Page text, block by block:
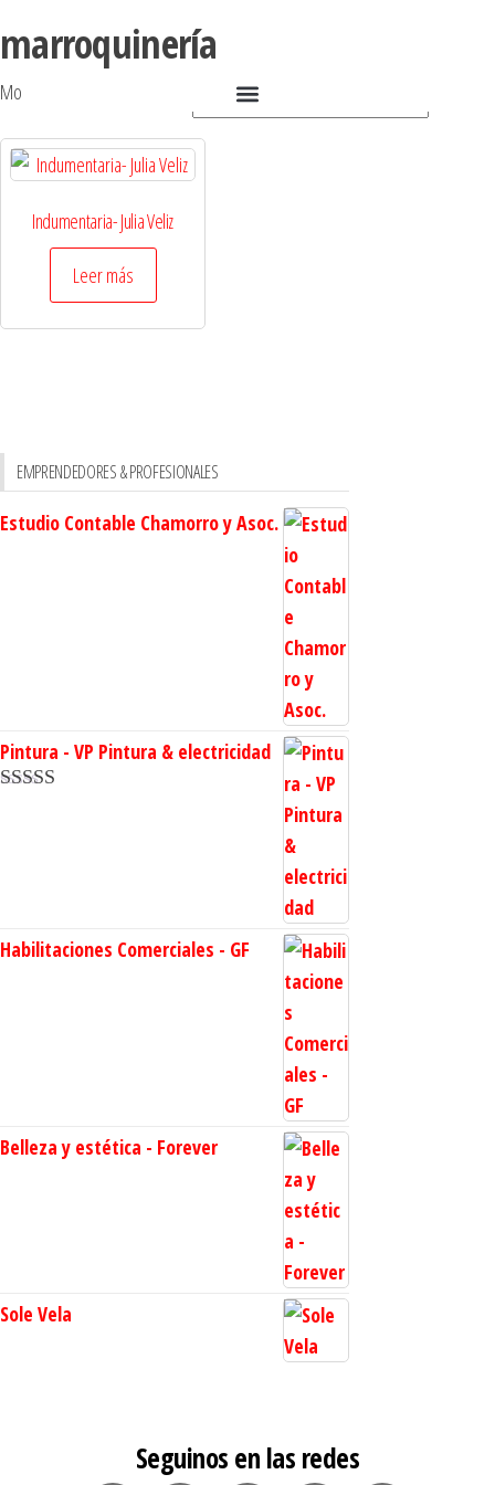
marroquinería
Mostrando el único resultado
Indumentaria- Julia Veliz
Leer más
EMPRENDEDORES & PROFESIONALES
Estudio Contable Chamorro y Asoc.
Pintura - VP Pintura & electricidad
Habilitaciones Comerciales - GF
Belleza y estética - Forever
Sole Vela
Seguinos en las redes